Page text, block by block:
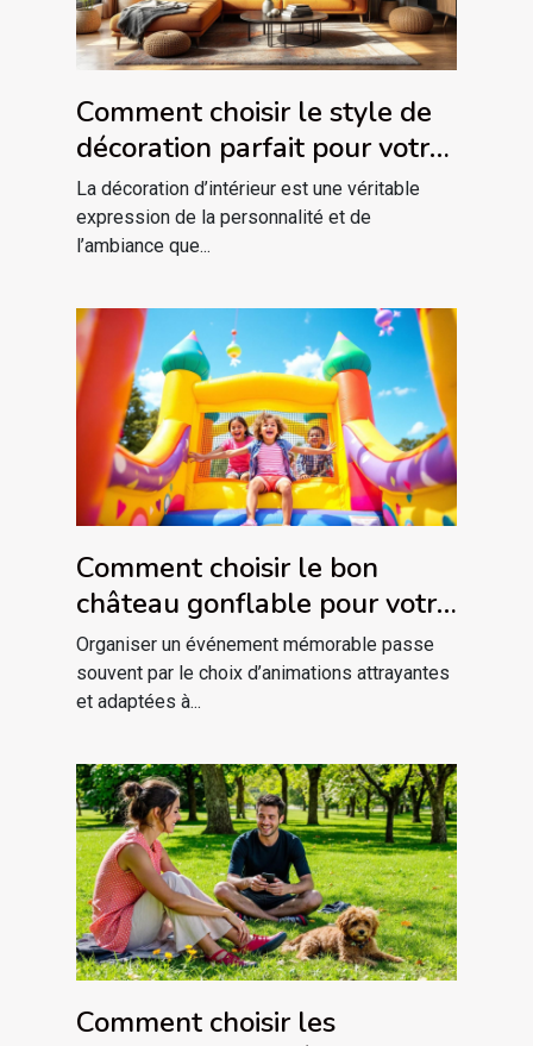
Comment choisir le style de
décoration parfait pour votre
intérieur ?
La décoration d’intérieur est une véritable
expression de la personnalité et de
l’ambiance que...
Comment choisir le bon
château gonflable pour votre
événement ?
Organiser un événement mémorable passe
souvent par le choix d’animations attrayantes
et adaptées à...
Comment choisir les